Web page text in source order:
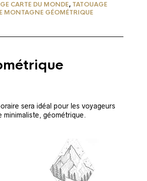
CARTE DU MONDE, TATOUAGE
MONTAGNE GÉOMÉTRIQUE
sera idéal pour les voyageurs
géométrique.